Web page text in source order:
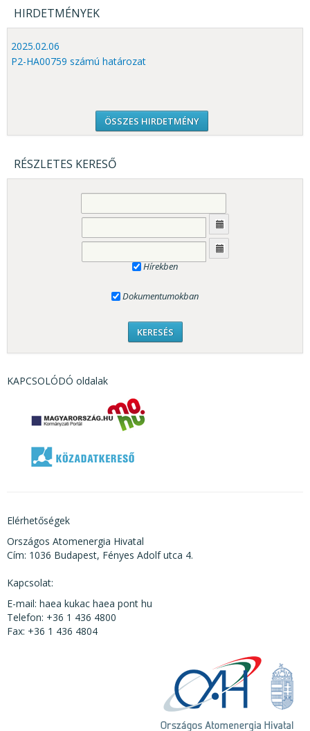
HIRDETMÉNYEK
2025.02.06
P2-HA00759 számú határozat
ÖSSZES HIRDETMÉNY
RÉSZLETES KERESŐ
Hírekben
Dokumentumokban
KAPCSOLÓDÓ oldalak
Elérhetőségek
Országos Atomenergia Hivatal
Cím: 1036 Budapest, Fényes Adolf utca 4.
Kapcsolat:
E-mail: haea kukac haea pont hu
Telefon: +36 1 436 4800
Fax: +36 1 436 4804